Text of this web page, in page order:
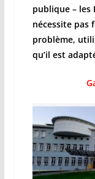
publique – les
nécessite pas
problème,
qu’il est